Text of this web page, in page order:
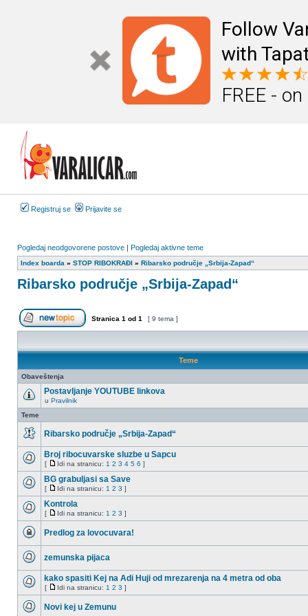
Follow
with
FREE -
Registruj se Prijavite se
Pogledaj neodgovorene postove | Pogledaj aktivne teme
Index boarda » STOP RIBOKRAĐI » Ribarsko područje „Srbija-Zapad“
Ribarsko područje „Srbija-Zapad“
Započni novu temu
Stranica 1 od 1 [ 9 tema ]
Teme
Obaveštenja
Nema
postova
Postavljanje YOUTUBE linkova
u Pravilnik
Teme
nepročitanih
postova
Ribarsko područje „Srbija-Zapad“
Nema
nepročitanih
postova
Broj ribocuvarske sluzbe u Sapcu
[
Idi
na
stranicu
Idi na stranicu: 1 2 3 4 5 6 ]
Nema
nepročitanih
postova
BG grabuljasi sa Save
[
Idi
na
stranicu
Idi na stranicu: 1 2 3 ]
Nema
postova
Kontrola
[
Idi
stranicu
Idi na stranicu: 1 2 3 ]
ne
možete
menjate
postove
Predlog za lovocuvara!
nepročitanih
postova
zemunska pijaca
Nema
postova
kako spasiti Kej na Adi Huji od mrezarenja na 4 metra od oba
[
Idi
stranicu
Idi na stranicu: 1 2 3 ]
Novi kej u Zemunu